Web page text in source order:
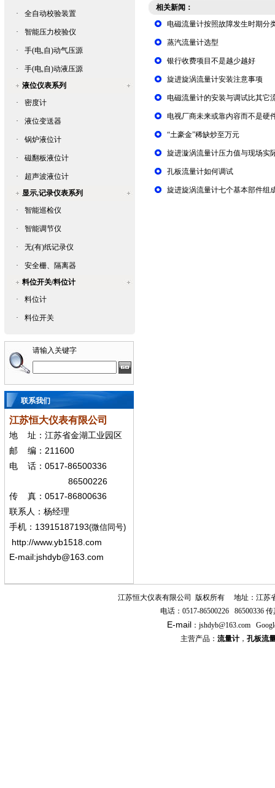
· 全自动校验装置
· 智能压力校验仪
· 手(电,自)动气压源
·
手(电,自)动液压源
液位仪表系列
·
密度计
· 液位变送器
· 锅炉液位计
· 磁翻板液位计
·
超声波液位计
显示,记录仪表系列
·
智能巡检仪
· 智能调节仪
· 无(有)纸记录仪
·
安全栅、隔离器
料位开关/料位计
·
料位计
· 料位开关
请输入关键字
联系我们
江苏恒大仪表有限公司
地
址：江苏省金湖工业园区
邮
编： 211600
电 话： 0517-86500336
86500226
传 真： 0517-86800636
联系人：杨经理
手机 ： 13915187193(微信同号)
http://www.yb1518.com
E-mail:jshdyb@163.com
相关新闻：
电磁流量计按照故障发生时期分
蒸汽流量计选型
银行收费项目不是越少越好
旋进旋涡流量计安装注意事项
电磁流量计的安装与调试比其它
电视厂商未来或靠内容而不是硬
“土豪金”稀缺炒至万元
旋进漩涡流量计压力值与现场实
孔板流量计如何调试
旋进旋涡流量计七个基本部件组
江苏恒大仪表有限公司 版权所有
地址：江苏
电话： 0517-86500226 86500336 传
E-mail ： jshdyb@163.com
主营产品： 流量计， 孔板流